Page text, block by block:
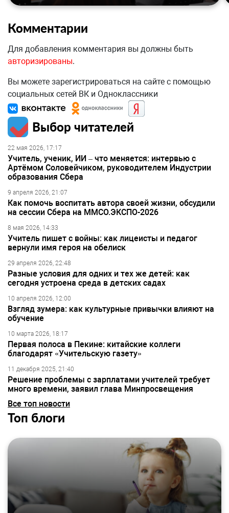
Комментарии
Для добавления комментария вы должны быть
авторизированы.
Вы можете зарегистрироваться на сайте с помощью
социальных сетей ВК и Одноклассники
Выбор читателей
22 мая 2026, 17:17
Учитель, ученик, ИИ – что меняется: интервью с
Артёмом Соловейчиком, руководителем Индустрии
образования Сбера
9 апреля 2026, 21:07
Как помочь воспитать автора своей жизни, обсудили
на сессии Сбера на ММСО.ЭКСПО-2026
8 мая 2026, 14:33
Учитель пишет с войны: как лицеисты и педагог
вернули имя героя на обелиск
29 апреля 2026, 22:48
Разные условия для одних и тех же детей: как
сегодня устроена среда в детских садах
10 апреля 2026, 12:00
Взгляд зумера: как культурные привычки влияют на
обучение
10 марта 2026, 18:17
Первая полоса в Пекине: китайские коллеги
благодарят «Учительскую газету»
11 декабря 2025, 21:40
Решение проблемы с зарплатами учителей требует
много времени, заявил глава Минпросвещения
Все топ новости
Топ блоги